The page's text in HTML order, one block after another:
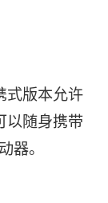
式版本允许
以随身携带
器。